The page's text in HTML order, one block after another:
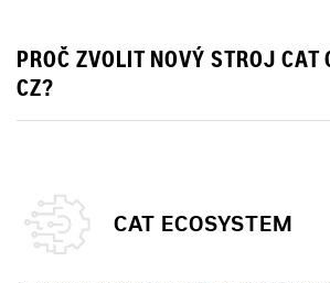
PROČ ZVOLIT NOVÝ STROJ CAT
CZ?
CAT ECOSYSTEM